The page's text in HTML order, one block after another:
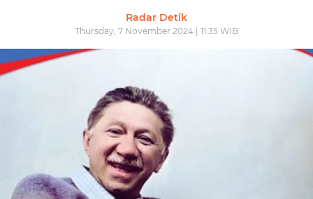
Radar Detik
Thursday, 7 November 2024 | 11:35 WIB